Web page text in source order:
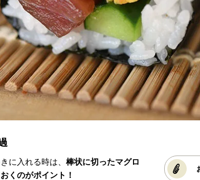
に入れる時は、 棒状に切ったマグロ
くのがポイント！